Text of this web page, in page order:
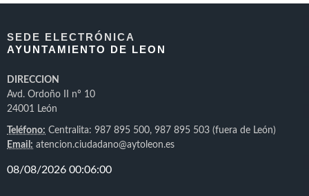
SEDE ELECTRÓNICA
AYUNTAMIENTO DE LEON
DIRECCION
Avd. Ordoño II nº 10
24001 León
Teléfono: Centralita: 987 895 500, 987 895 503 (fuera de León)
Email: atencion.ciudadano@aytoleon.es